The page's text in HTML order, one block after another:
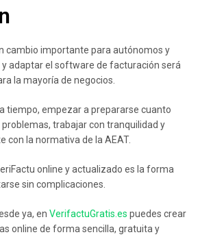
cambio importante para autónomos y
y adaptar el software de facturación será
la mayoría de negocios.
tiempo, empezar a prepararse cuanto
trabajar con tranquilidad y
con la normativa de la AEAT.
online y actualizado es la forma
sin complicaciones.
ya, en VerifactuGratis.es puedes crear
online de forma sencilla, gratuita y